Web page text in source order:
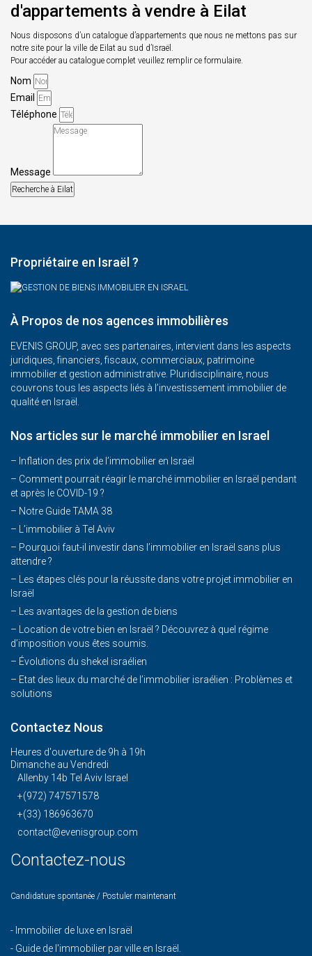
d'appartements à vendre à Eilat
Nous disposons d’un catalogue d’appartements que nous ne mettons pas sur
notre site pour la ville de Eilat au sud d’Israël.
Pour accéder au catalogue complet veuillez remplir ce formulaire.
Nom
Email
Téléphone
Message
Recherche à Eilat
Propriétaire en Israël ?
À Propos de nos agences immobilières
EVENIS GROUP, avec ses partenaires, intervient dans les aspects
juridiques, financiers, fiscaux, commerciaux, patrimoine
immobilier et gestion administrative. Pluridisciplinaire, nous
couvrons tous les aspects liés à l’investissement immobilier de
qualité en Israël.
Nos articles sur le marché immobilier en Israel
– Inflation des prix de l’immobilier en Israël
– Comment pourrait réagir le marché immobilier en Israël pendant
et après le COVID-19 ?
– Notre Guide TAMA 38
–
L’immobilier à Tel Aviv
– Pourquoi faut-il investir dans l’immobilier en Israël sans plus
attendre ?
– Les étapes clés pour la réussite dans votre projet immobilier en
Israël
– Les avantages de la gestion de biens
– Location de votre bien en Israël ? Découvrez à quel régime
d’imposition vous êtes soumis.
– Évolutions du shekel israélien
– Etat des lieux du marché de l’immobilier israélien : Problèmes et
solutions
Contactez Nous
Heures d'ouverture de 9h à 19h
Dimanche au Vendredi
Allenby 14b Tel Aviv Israel
+(972) 747571578
+(33) 186963670
contact@evenisgroup.com
Contactez-nous
Candidature spontanée / Postuler maintenant
- Immobilier de luxe en Israël
- Guide de l'immobilier par ville en Israël.